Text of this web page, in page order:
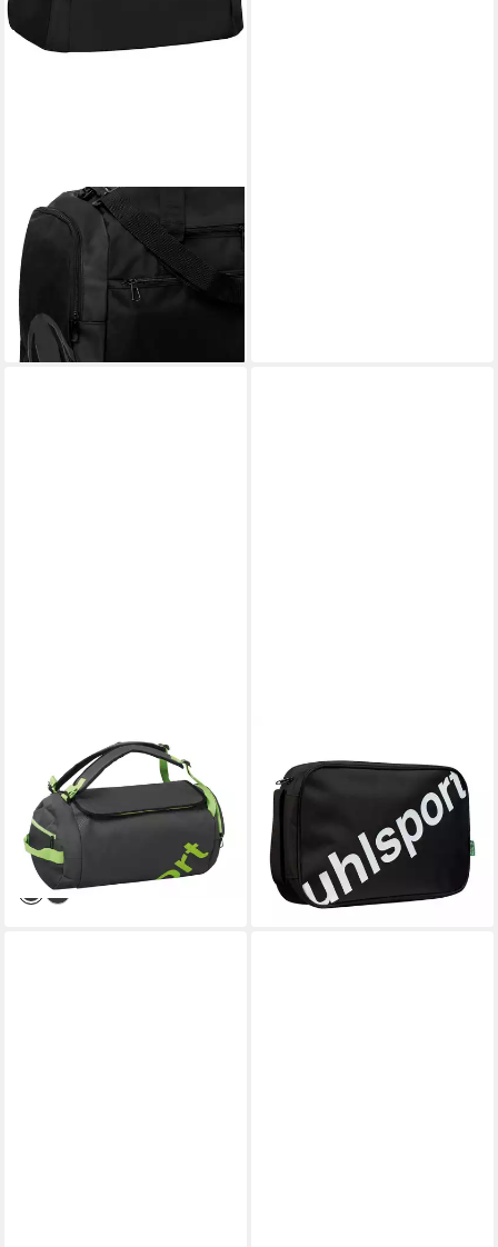
UHLSPORT
Sporttasche Sporttasche
ESSENTIAL 50 L (1-tlg)
ab 28,99 €
UVP34,99 €
-17%
lieferbar - in 6-8 Werktagen bei dir
Sporttasche Tasche CAPE
BAG (1-tlg)
ab 18,00 € UVP39,99 €
-55%
lieferbar - in 2-3 Werktagen bei dir
Kulturbeutel
Handschuhtasche
19,49 €
lieferbar - in 6-8 Werktagen bei dir